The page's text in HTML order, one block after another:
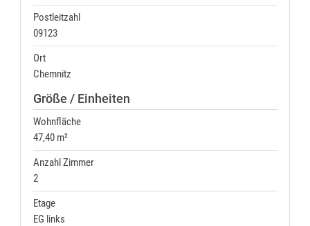
Postleitzahl
09123
Ort
Chemnitz
Größe / Einheiten
Wohnfläche
47,40 m²
Anzahl Zimmer
2
Etage
EG links